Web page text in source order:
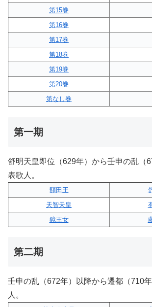
第15巻
第16巻
第17巻
第18巻
第19巻
第20巻
第なし巻
第一期
舒明天皇即位（629年）から壬申の乱（
表歌人。
額田王
天智天皇
鏡王女
第二期
壬申の乱（672年）以降から遷都（710
人。